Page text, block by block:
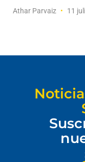
Athar Parvaiz 11